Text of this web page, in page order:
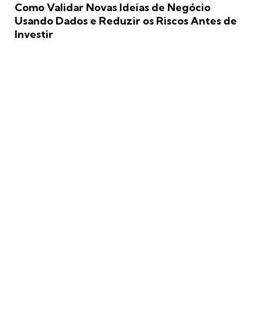
Como Validar Novas Ideias de Negócio
Usando Dados e Reduzir os Riscos Antes de
Investir